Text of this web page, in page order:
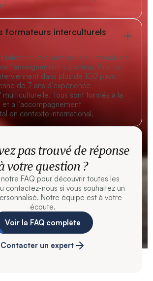
formateurs interculturels
interculturels sont issus du monde de
l’enseignement supérieur. Plus de
dans plus de 100 pays,
de 7 ans d’expérience
Tous sont formés à la
à l’accompagnement
en contexte international.
pas trouvé de réponse
votre question ?
FAQ pour découvrir toutes les
contactez-nous si vous souhaitez un
Notre équipe est à votre
écoute.
Voir la FAQ complète
Contacter un expert